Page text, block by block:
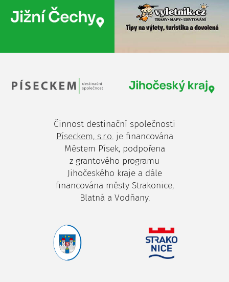
Činnost destinační společnosti
Píseckem, s.r.o.je financována
Městem Písek, podpořena
z grantového programu
Jihočeského kraje a dále
financována městy Strakonice,
Blatná a Vodňany.